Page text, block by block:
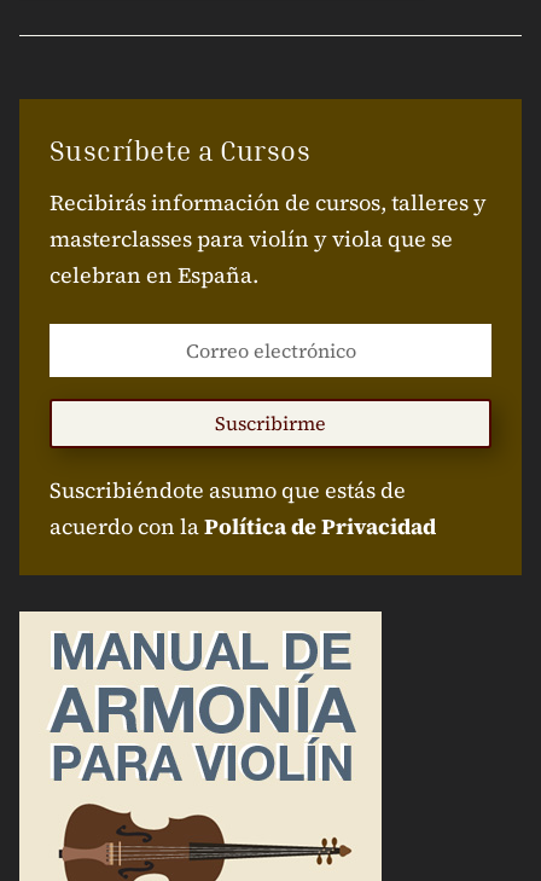
Suscríbete a Cursos
Recibirás información de cursos, talleres y
masterclasses para violín y viola que se
celebran en España.
Suscribirme
Suscribiéndote asumo que estás de
acuerdo con laPolítica de Privacidad